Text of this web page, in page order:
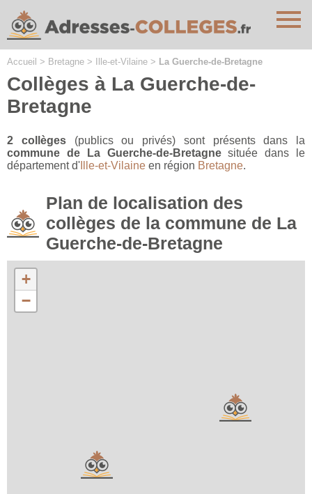
Accueil > Bretagne > Ille-et-Vilaine > La Guerche-de-Bretagne
Collèges à La Guerche-de-
Bretagne
2 collèges(publics ou privés) sont présents dans la
commune de La Guerche-de-Bretagnesituée dans le
département d' Ille-et-Vilaine en région Bretagne.
Plan de localisation des
collèges de la commune de La
Guerche-de-Bretagne
+
−